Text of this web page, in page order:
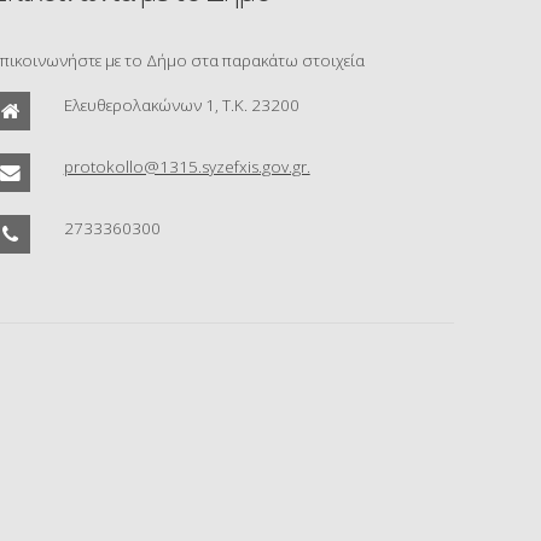
με το Δήμο στα παρακάτω στοιχεία
Ελευθερολακώνων 1, Τ.Κ. 23200
protokollo@1315.syzefxis.gov.gr.
2733360300